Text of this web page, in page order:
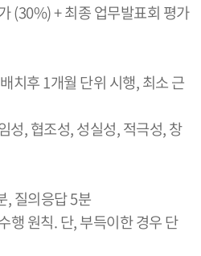
(30%) + 최종 업무발표회 평가
치후 1개월 단위 시행, 최소 근
성, 협조성, 성실성, 적극성, 창
, 질의응답 5분
행 원칙. 단, 부득이한 경우 단